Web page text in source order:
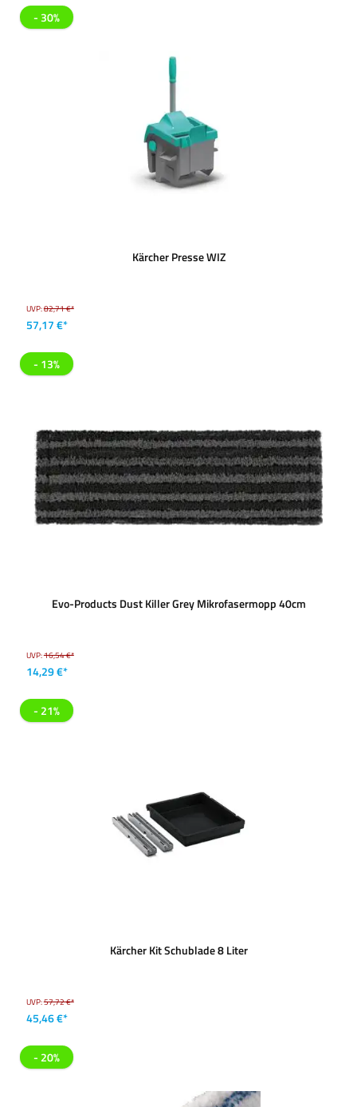
- 30%
Kärcher Presse WIZ
UVP:82,71 €*
57,17 €*
- 13%
Evo-Products Dust Killer Grey Mikrofasermopp 40cm
UVP:16,54 €*
14,29 €*
- 21%
Kärcher Kit Schublade 8 Liter
UVP:57,72 €*
45,46 €*
- 20%